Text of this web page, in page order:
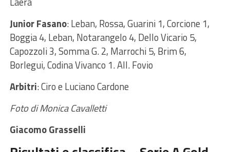
Junior Fasano: Leban, Rossa, Guarini 1, Corcione 1,
Boggia 4, Leban, Notarangelo 4, Dello Vicario 5,
Capozzoli 3, Somma G. 2, Marrochi 5, Brim 6,
Borlegui, Codina Vivanco 1. All. Fovio
Arbitri: Ciro e Luciano Cardone
Foto di Monica Cavalletti
Giacomo Grasselli